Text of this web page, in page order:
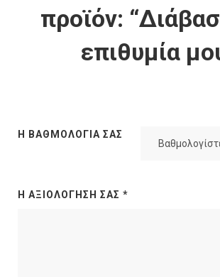
προϊόν:
επιθυμία
Η ΒΑΘΜΟΛΟΓΊΑ ΣΑΣ
Η ΑΞΙΟΛΌΓΗΣΉ ΣΑΣ *